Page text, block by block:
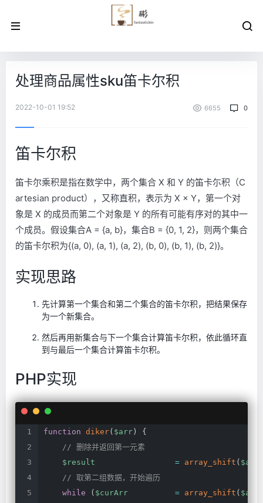
处理商品属性sku笛卡尔积
2022-10-01 19:52 6655 0
笛卡尔积
笛卡尔乘积是指在数学中，两个集合 X 和 Y 的笛卡尓积（C
artesian product），又称直积，表示为 X × Y，第一个对
象是 X 的成员而第二个对象是 Y 的所有可能有序对的其中一
个成员。假设集合A = {a, b}，集合B = {0, 1, 2}，则两个集合
的笛卡尔积为{(a, 0), (a, 1), (a, 2), (b, 0), (b, 1), (b, 2)}。
实现思路
先计算第一个集合和第二个集合的笛卡尔积，把结果保存
为一个新集合。
然后再用新集合与下一个集合计算笛卡尔积，依此循环直
到与最后一个集合计算笛卡尔积。
PHP实现
function diker( $arr )
{
// 删除并返回第一元素
$result
= array_shift ( $arr
// 取第二组数据，开始遍历
while
( $curArr = array_shift ( $arr